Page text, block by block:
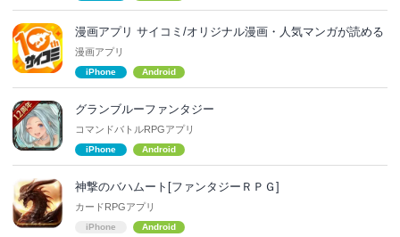
漫画アプリ サイコミ/オリジナル漫画・人気マンガが読める
漫画アプリ
iPhone Android
グランブルーファンタジー
コマンドバトルRPGアプリ
iPhone Android
神撃のバハムート[ファンタジーＲＰＧ]
カードRPGアプリ
iPhone Android